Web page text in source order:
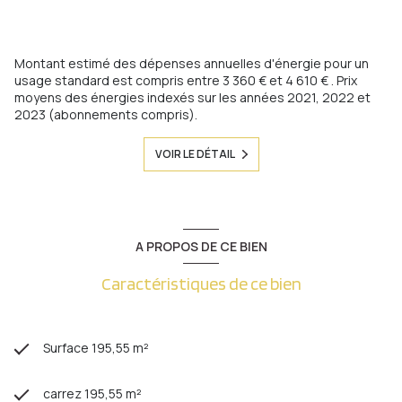
Montant estimé des dépenses annuelles d'énergie pour un
usage standard est compris entre 3 360 € et 4 610 € . Prix
moyens des énergies indexés sur les années 2021, 2022 et
2023 (abonnements compris).
VOIR LE DÉTAIL
A PROPOS DE CE BIEN
Caractéristiques de ce bien
Surface 195,55 m²
carrez 195,55 m²